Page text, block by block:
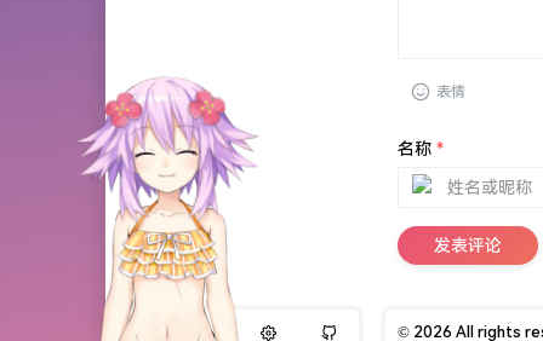
表情
名称 *
发表评论
© 2026 All rights